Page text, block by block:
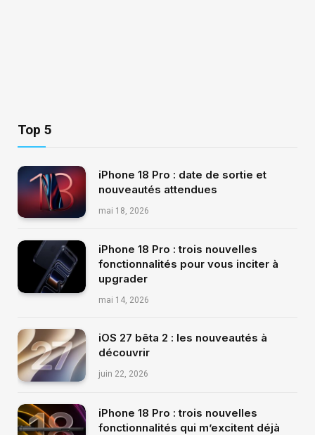
Top 5
iPhone 18 Pro : date de sortie et
nouveautés attendues
mai 18, 2026
iPhone 18 Pro : trois nouvelles
fonctionnalités pour vous inciter à
upgrader
mai 14, 2026
iOS 27 bêta 2 : les nouveautés à
découvrir
juin 22, 2026
iPhone 18 Pro : trois nouvelles
fonctionnalités qui m’excitent déjà